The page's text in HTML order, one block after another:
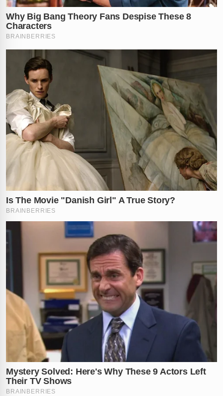
As vítimas foram rapidamente distribuídas entre o
Hospital Eduardo Campos (HEC)e oHospital
Regional Professor Agamenon Magalhães (Hospam)
Entre os policiais feridos, o agenteD.C.M.N.foi atingido
no tornozelo e já recebeu alta, assim como o PM
J.G.P.O., que foi baleado na região abdominal, mas
estabilizado. Já o policial W.S.L.permanece internado
em estado estável após sofrer múltiplos ferimentos por
arma de fogo.
A violência também atingiu gravemente a população
civil, como o caso deA.R.S.
, que segue sob
observação hospitalar após ser baleado no tornozelo
esquerdo. Diante da tragédia, a prefeitaMárcia
Conradoconvocou uma reunião de emergência e
manifestou profunda solidariedade aos feridos, porém,
em uma decisão que gerou debates, confirmou que a
programação oficial da festa será mantida para esta
quarta-feira.
Polícia Civil de Pernambucoinstaurou um inquérito
policial rigoroso para apurar as circunstâncias exatas e
o que teria desencadeado a sequência de disparos no
meio da multidão. Enquanto as investigações avançam,
Polícia Militar
acompanha de perto o estado de
saúde de todos os envolvidos, mantendo um
contingente reforçado para tentar devolver a sensação
de segurança aos moradores e turistas.